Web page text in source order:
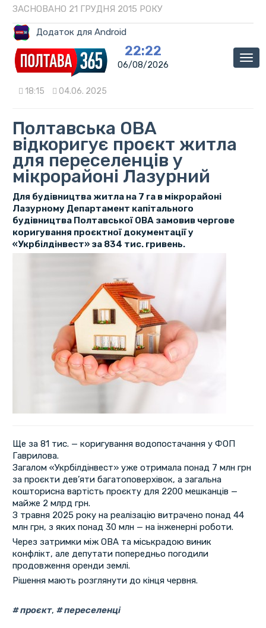
ЗАСНОВАНО 21 ГРУДНЯ 2015 РОКУ
Додаток для Android
22:22
06/08/2026
18:15 04.06. 2025
Полтавська ОВА
відкоригує проєкт житла
для переселенців у
мікрорайоні Лазурний
Для будівництва житла на 7 га в мікрорайоні
Лазурному Департамент капітального
будівництва Полтавської ОВА замовив чергове
коригування проєктної документації у
«Укрбілдінвест» за 834 тис. гривень.
Ще за 81 тис. — коригування водопостачання у ФОП
Гаврилова.
Загалом «Укрбілдінвест» уже отримала понад 7 млн грн
за проєкти дев’яти багатоповерхівок, а загальна
кошторисна вартість проєкту для 2200 мешканців —
майже 2 млрд грн.
З травня 2025 року на реалізацію витрачено понад 44
млн грн, з яких понад 30 млн — на інженерні роботи.
Через затримки між ОВА та міськрадою виник
конфлікт, але депутати попередньо погодили
продовження оренди землі.
Рішення мають розглянути до кінця червня.
проєкт, переселенці